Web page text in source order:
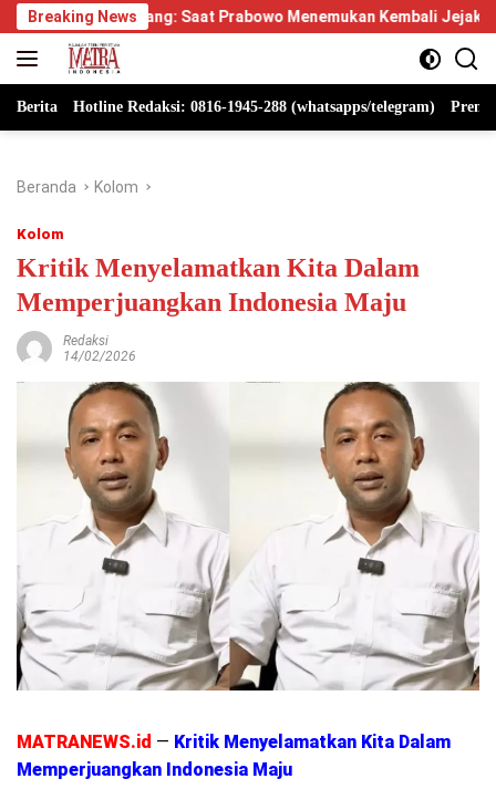
Langsung
ke
konten
Breaking News
Saat Prabowo Menemukan Kembali Jejak Sejarah IPDN
Berita Hotline Redaksi: 0816-1945-288 (whatsapps/telegram)
Beranda Kolom
Kolom
Kritik Menyelamatkan Kita Dalam
Memperjuangkan Indonesia Maju
Redaksi
14/02/2026
MATRANEWS.id — Kritik Menyelamatkan Kita Dalam
Memperjuangkan Indonesia Maju